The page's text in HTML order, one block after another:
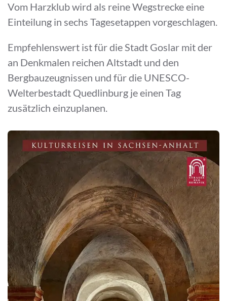
Vom Harzklub wird als reine Wegstrecke eine
Einteilung in sechs Tagesetappen vorgeschlagen.
Empfehlenswert ist für die Stadt Goslar mit der
an Denkmalen reichen Altstadt und den
Bergbauzeugnissen und für die UNESCO-
Welterbestadt Quedlinburg je einen Tag
zusätzlich einzuplanen.